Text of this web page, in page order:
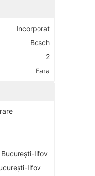
Incorporat
Bosch
2
Fara
Ilfov
Ilfov